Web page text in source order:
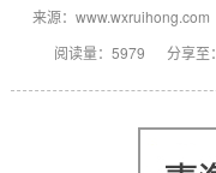
来源：www.wxruihong.com
阅读量：5979
分享至：